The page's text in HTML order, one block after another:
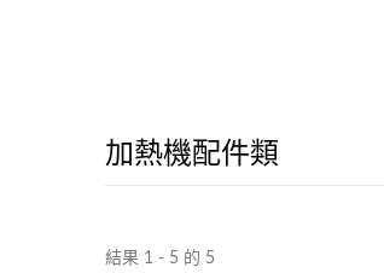
加熱機配件類
結果 1 - 5 的 5